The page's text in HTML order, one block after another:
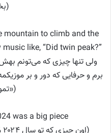
بخوابم)
mountain to climb and the
like, “Did twin peak?”
برم و حرفایی که دور و بر
تموم شد؟»)
was a big piece